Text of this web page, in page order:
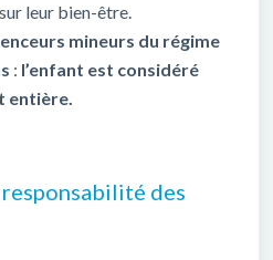
leur bien-être.
mineurs du régime
: l’enfant est considéré
entière.
responsabilité des